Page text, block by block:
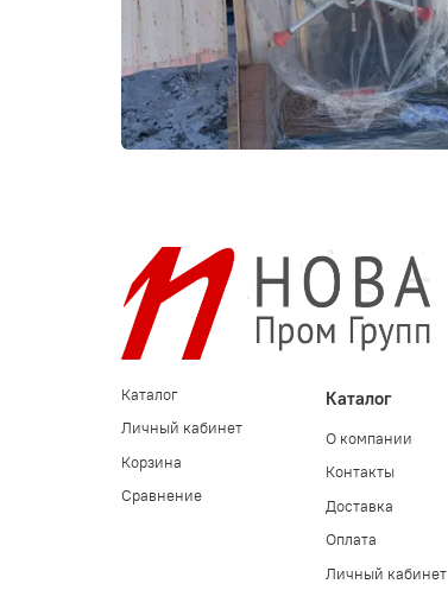
Каталог
Личный кабинет
Корзина
Сравнение
Каталог
О компании
Контакты
Доставка
Оплата
Личный кабинет